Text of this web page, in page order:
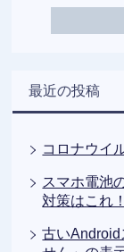
最近の投稿
コロナウイ
スマホ電池
対策はこれ！
古いAndroid